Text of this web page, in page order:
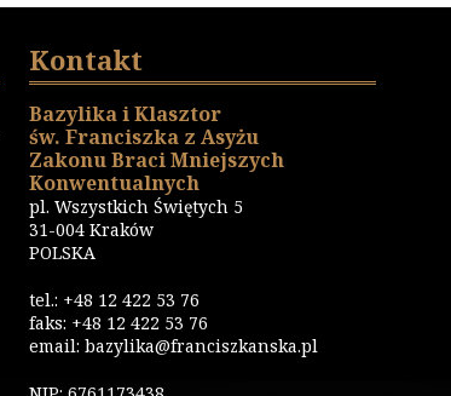
Kontakt
Bazylika i Klasztor
św. Franciszka z Asyżu
Zakonu Braci Mniejszych
Konwentualnych
pl. Wszystkich Świętych 5
31-004 Kraków
POLSKA
tel.: +48 12 422 53 76
faks: +48 12 422 53 76
email: bazylika@franciszkanska.pl